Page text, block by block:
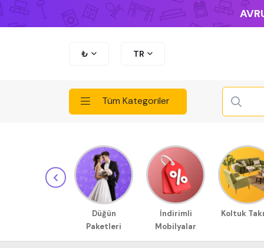
₺ TR
Tüm Kategoriler
Düğün
Paketleri
İndirimli
Mobilyalar
Koltuk